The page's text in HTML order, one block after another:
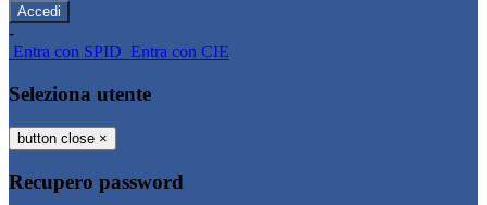
-
Entra con SPID Entra con CIE
Seleziona utente
button close ×
Recupero password